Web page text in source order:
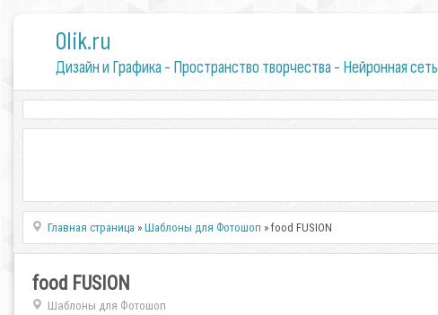
0lik.ru
Дизайн и Графика - Пространство творчества - Нейронная сеть
Главная страница »Шаблоны для Фотошоп » food FUSION
food FUSION
Шаблоны для Фотошоп